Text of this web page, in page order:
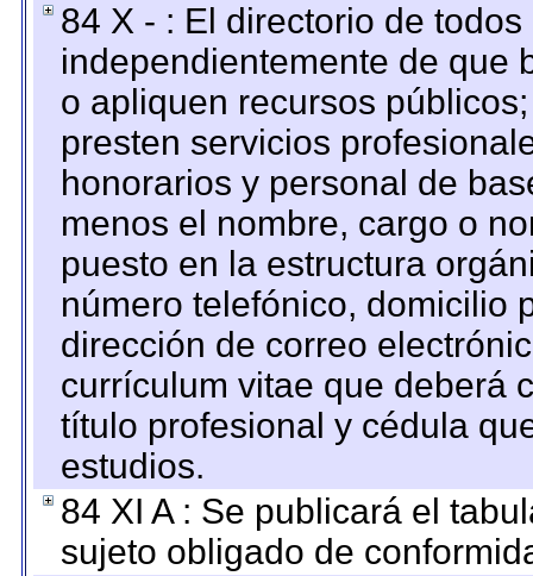
84 X - : El directorio de
independientemente de que
o apliquen recursos
presten servicios
honorarios y personal de
menos el nombre, cargo o
puesto en la estructura
número telefónico, domicilio
dirección de correo
currículum vitae que deberá
título profesional y cédula
estudios.
84 XI A : Se publicará el
sujeto obligado de